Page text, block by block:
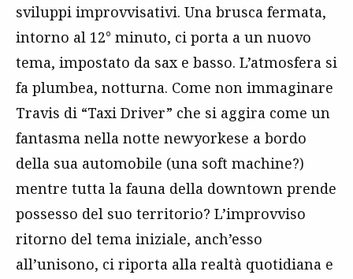
sviluppi improvvisativi. Una brusca fermata,
intorno al 12° minuto, ci porta a un nuovo
tema, impostato da sax e basso. L’atmosfera si
fa plumbea, notturna. Come non immaginare
Travis di “Taxi Driver” che si aggira come un
fantasma nella notte newyorkese a bordo
della sua automobile (una soft machine?)
mentre tutta la fauna della downtown prende
possesso del suo territorio? L’improvviso
ritorno del tema iniziale, anch’esso
all’unisono, ci riporta alla realtà quotidiana e